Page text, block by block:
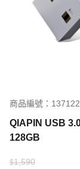
商品編號：
QIAPIN USB
128GB
$1,590